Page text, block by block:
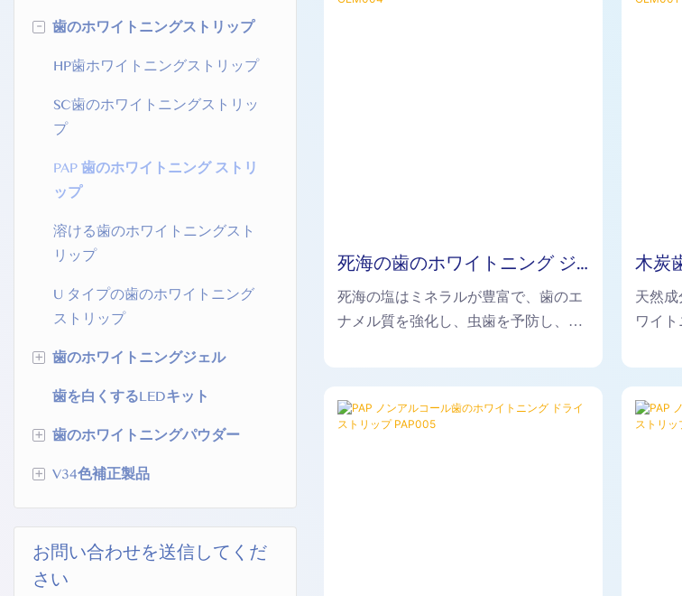
- 歯のホワイトニングストリップ
HP歯ホワイトニングストリップ
SC歯のホワイトニングストリッ
プ
PAP 歯のホワイトニング ストリ
ップ
溶ける歯のホワイトニングスト
リップ
U タイプの歯のホワイトニング
ストリップ
+ 歯のホワイトニングジェル
HP歯ホワイトニングジェル
亜塩素酸ナトリウム歯のホワイ
歯を白くするLEDキット
+ 歯のホワイトニングパウダー
活性炭歯のホワイトニングパウ
ニングパウダー
+ V34色補正製品
V34 歯のホワイトニングUラップ
V34 歯のホワイトニング ストリ
ップ
お問い合わせを送信してくだ
さい
死海の歯のホワイトニング ジ
ェル ストリップ OEM004
死海の塩はミネラルが豊富で、歯のエ
ナメル質を強化し、虫歯を予防し、歯
木炭
イ ス
天然
ワイ
適して